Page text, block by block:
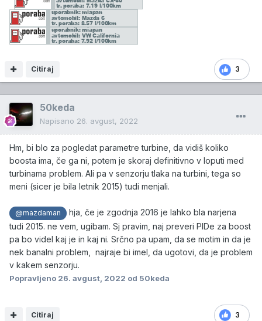
3
Citiraj
50keda
Napisano 26. avgust, 2022
Hm, bi blo za pogledat parametre turbine, da vidiš koliko
boosta ima, če ga ni, potem je skoraj definitivno v loputi med
turbinama problem. Ali pa v senzorju tlaka na turbini, tega so
meni (sicer je bila letnik 2015) tudi menjali.
@mazdaman
hja, če je zgodnja 2016 je lahko bla narjena
tudi 2015. ne vem, ugibam. Sj pravim, naj preveri PIDe za boost
pa bo videl kaj je in kaj ni. Srčno pa upam, da se motim in da je
nek banalni problem, najraje bi imel, da ugotovi, da je problem
v kakem senzorju.
Popravljeno 26. avgust, 2022 od 50keda
3
Citiraj